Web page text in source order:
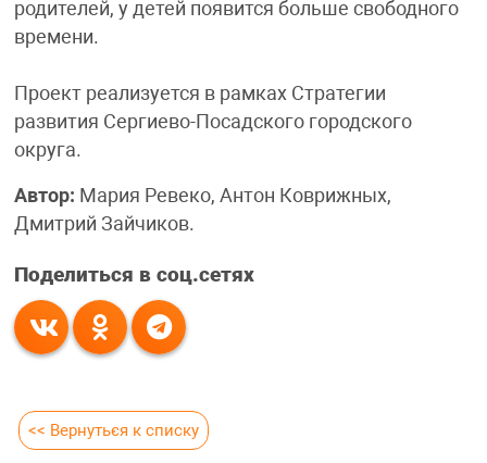
родителей, у детей появится больше свободного
времени.
Проект реализуется в рамках Стратегии
развития Сергиево-Посадского городского
округа.
Автор: Мария Ревеко, Антон Коврижных,
Дмитрий Зайчиков.
Поделиться в соц.сетях
<< Вернуться к списку